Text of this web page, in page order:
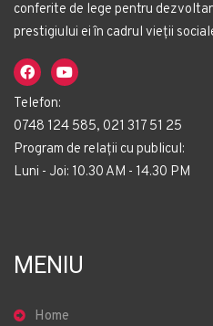
conferite de lege pentru
prestigiului ei în cadrul vieții
Telefon:
0748 124 585, 021 317 51 25
Program de relații cu publicul:
Luni - Joi: 10.30 AM - 14.30 PM
MENIU
Home